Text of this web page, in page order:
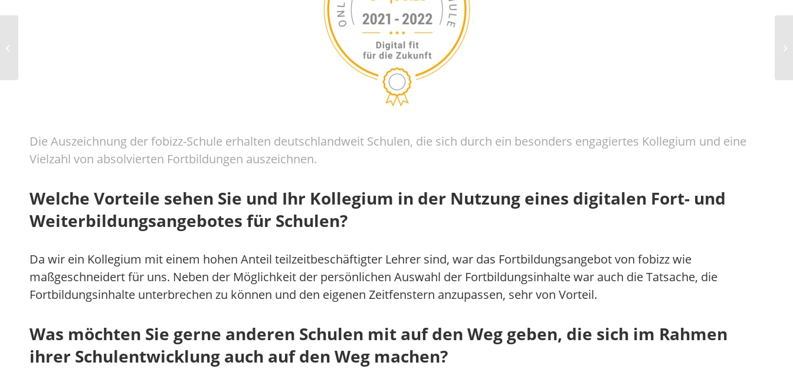
Die Auszeichnung der fobizz-Schule erhalten deutschlandweit Schulen, die sich durch ein besonders engagiertes Kollegium und eine
Vielzahl von absolvierten Fortbildungen auszeichnen.
Welche Vorteile sehen Sie und Ihr Kollegium in der Nutzung eines digitalen Fort- und
Weiterbildungsangebotes für Schulen?
Da wir ein Kollegium mit einem hohen Anteil teilzeitbeschäftigter Lehrer sind, war das Fortbildungsangebot von fobizz wie
maßgeschneidert für uns. Neben der Möglichkeit der persönlichen Auswahl der Fortbildungsinhalte war auch die Tatsache, die
Fortbildungsinhalte unterbrechen zu können und den eigenen Zeitfenstern anzupassen, sehr von Vorteil.
Was möchten Sie gerne anderen Schulen mit auf den Weg geben, die sich im Rahmen
ihrer Schulentwicklung auch auf den Weg machen?